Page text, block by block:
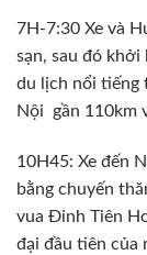
7H-7:30 Xe và
sạn, sau đó
du lịch nổi tiếng
Nội gần 110km
10H45: Xe đến
bằng chuyến
vua Đinh Tiên
đại đầu tiên của